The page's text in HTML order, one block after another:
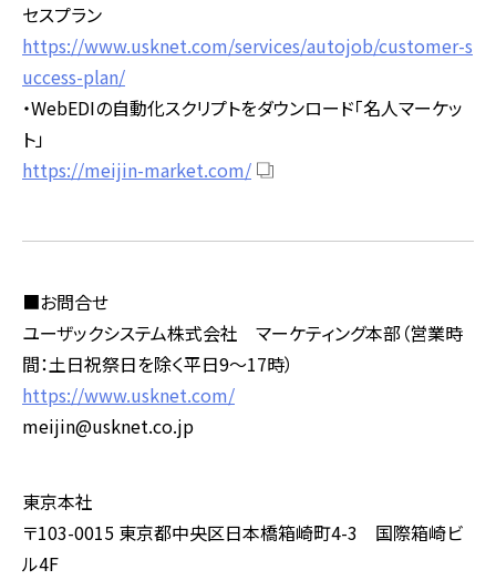
セスプラン
https://www.usknet.com/services/autojob/customer-s
uccess-plan/
・WebEDIの自動化スクリプトをダウンロード「名人マーケッ
ト」
https://meijin-market.com/
■お問合せ
ユーザックシステム株式会社 マーケティング本部（営業時
間：土日祝祭日を除く平日9～17時）
https://www.usknet.com/
meijin@usknet.co.jp
東京本社
〒103-0015 東京都中央区日本橋箱崎町4-3 国際箱崎ビ
ル4F